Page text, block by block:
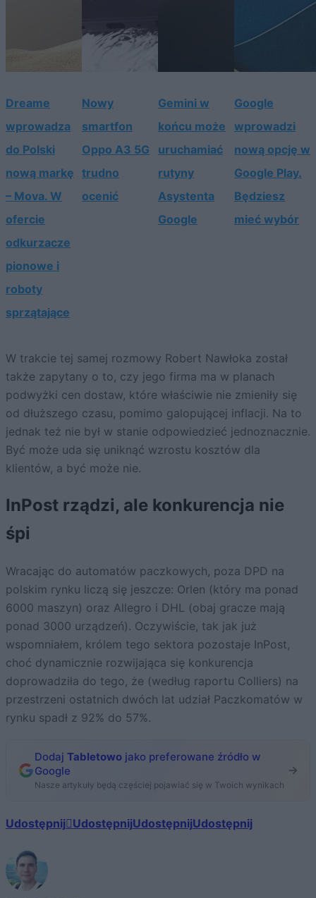
Dreame
wprowadza
do Polski
nową markę
– Mova. W
ofercie
odkurzacze
pionowe i
roboty
sprzątające
Nowy
smartfon
Oppo A3 5G
trudno
ocenić
Gemini w
końcu może
uruchamiać
rutyny
Asystenta
Google
Google
wprowadzi
nową opcję w
Google Play.
Będziesz
mieć wybór
W trakcie tej samej rozmowy Robert Nawłoka został
także zapytany o to, czy jego firma ma w planach
podwyżki cen dostaw, które właściwie nie zmieniły się
od dłuższego czasu, pomimo galopującej inflacji. Na to
jednak też nie był w stanie odpowiedzieć jednoznacznie.
Być może uda się uniknąć wzrostu kosztów dla
klientów, a być może nie.
InPost rządzi, ale konkurencja nie
śpi
Wracając do automatów paczkowych, poza DPD na
polskim rynku liczą się jeszcze: Orlen (który ma ponad
6000 maszyn) oraz Allegro i DHL (obaj gracze mają
ponad 3000 urządzeń). Oczywiście, tak jak już
wspomniałem, królem tego sektora pozostaje InPost,
choć dynamicznie rozwijająca się konkurencja
doprowadziła do tego, że (według raportu Colliers) na
przestrzeni ostatnich dwóch lat udział Paczkomatów w
rynku spadł z 92% do 57%.
Dodaj Tabletowo jako preferowane źródło w
Google
Nasze artykuły będą częściej pojawiać się w Twoich wynikach
Udostępnij UdostępnijUdostępnijUdostępnij